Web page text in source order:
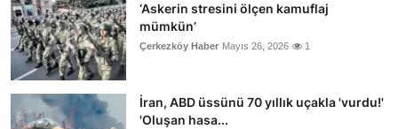
‘Askerin stresini ölçen kamuflaj
mümkün’
Çerkezköy Haber Mayıs 26, 2026 1
İran, ABD üssünü 70 yıllık uçakla 'vurdu!'
'Oluşan hasa...